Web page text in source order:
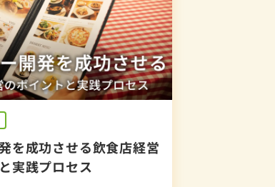
を成功させる飲食店経営
実践プロセス